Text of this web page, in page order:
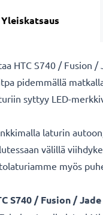
Yleiskatsaus
HTC S740 / Fusion
pidemmällä
syttyy LED-
laturin
välillä
myös
S740 / Fusion /